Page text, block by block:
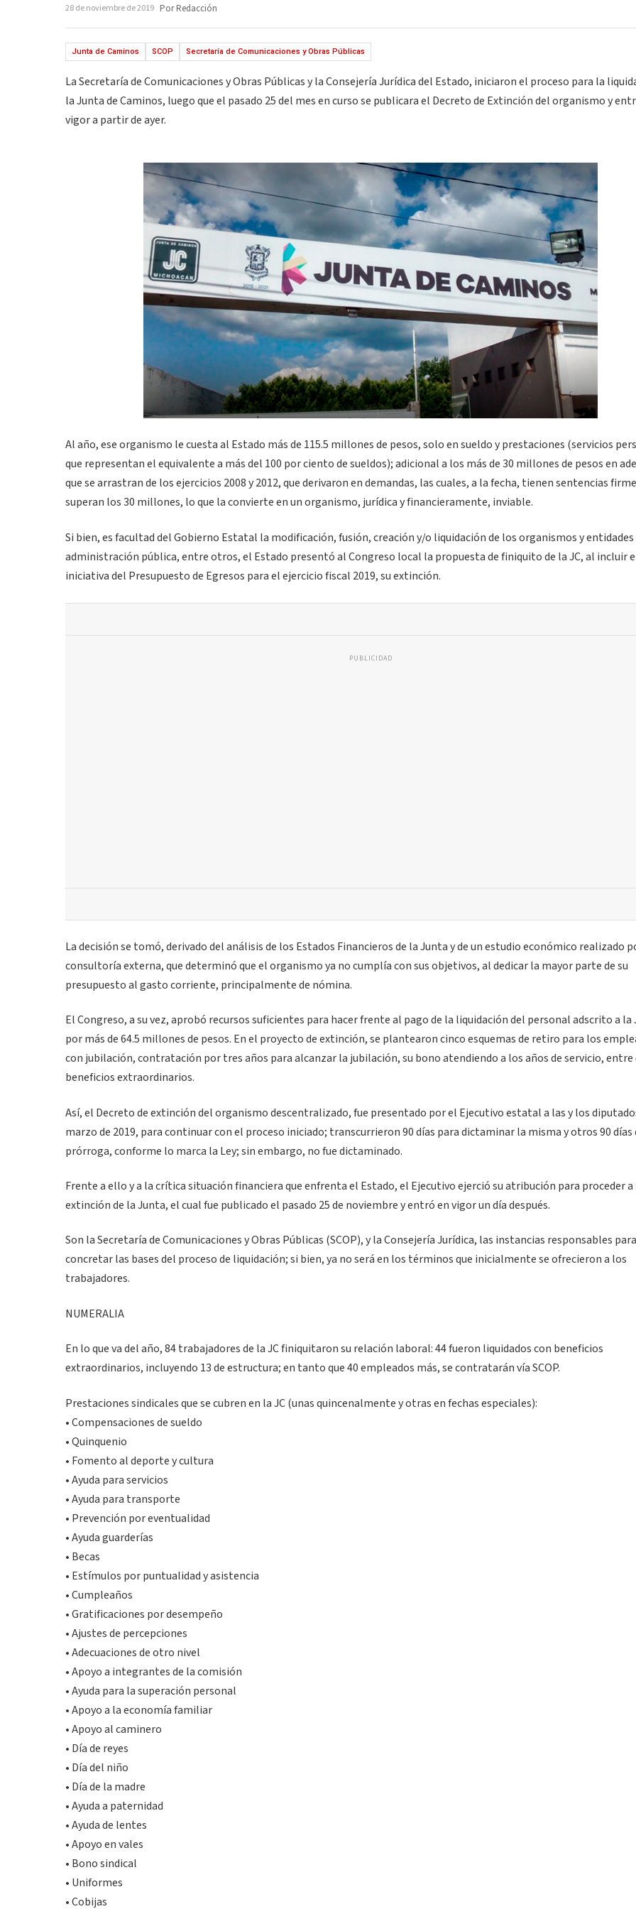
28 de noviembre de 2019 Por Redacción
Junta de Caminos SCOP Secretaría de Comunicaciones y Obras Públicas
La Secretaría de Comunicaciones y Obras Públicas y la Consejería Jurídica del Estado, iniciaron el proceso para la
la Junta de Caminos, luego que el pasado 25 del mes en curso se publicara el Decreto de Extinción del organismo y
vigor a partir de ayer.
Al año, ese organismo le cuesta al Estado más de 115.5 millones de pesos, solo en sueldo y prestaciones (servicios
que representan el equivalente a más del 100 por ciento de sueldos); adicional a los más de 30 millones de pesos en
que se arrastran de los ejercicios 2008 y 2012, que derivaron en demandas, las cuales, a la fecha, tienen sentencias
superan los 30 millones, lo que la convierte en un organismo, jurídica y financieramente, inviable.
Si bien, es facultad del Gobierno Estatal la modificación, fusión, creación y/o liquidación de los organismos y entidades
administración pública, entre otros, el Estado presentó al Congreso local la propuesta de finiquito de la JC, al incluir
iniciativa del Presupuesto de Egresos para el ejercicio fiscal 2019, su extinción.
PUBLICIDAD
La decisión se tomó, derivado del análisis de los Estados Financieros de la Junta y de un estudio económico realizado
consultoría externa, que determinó que el organismo ya no cumplía con sus objetivos, al dedicar la mayor parte de su
presupuesto al gasto corriente, principalmente de nómina.
El Congreso, a su vez, aprobó recursos suficientes para hacer frente al pago de la liquidación del personal adscrito a la
por más de 64.5 millones de pesos. En el proyecto de extinción, se plantearon cinco esquemas de retiro para los
con jubilación, contratación por tres años para alcanzar la jubilación, su bono atendiendo a los años de servicio,
beneficios extraordinarios.
Así, el Decreto de extinción del organismo descentralizado, fue presentado por el Ejecutivo estatal a las y los
marzo de 2019, para continuar con el proceso iniciado; transcurrieron 90 días para dictaminar la misma y otros 90 días
prórroga, conforme lo marca la Ley; sin embargo, no fue dictaminado.
Frente a ello y a la crítica situación financiera que enfrenta el Estado, el Ejecutivo ejerció su atribución para proceder a
extinción de la Junta, el cual fue publicado el pasado 25 de noviembre y entró en vigor un día después.
Son la Secretaría de Comunicaciones y Obras Públicas (SCOP), y la Consejería Jurídica, las instancias responsables para
concretar las bases del proceso de liquidación; si bien, ya no será en los términos que inicialmente se ofrecieron a los
trabajadores.
NUMERALIA
En lo que va del año, 84 trabajadores de la JC finiquitaron su relación laboral: 44 fueron liquidados con beneficios
extraordinarios, incluyendo 13 de estructura; en tanto que 40 empleados más, se contratarán vía SCOP.
Prestaciones sindicales que se cubren en la JC (unas quincenalmente y otras en fechas especiales):
• Compensaciones de sueldo
• Quinquenio
• Fomento al deporte y cultura
• Ayuda para servicios
• Ayuda para transporte
• Prevención por eventualidad
• Ayuda guarderías
• Becas
• Estímulos por puntualidad y asistencia
• Cumpleaños
• Gratificaciones por desempeño
• Ajustes de percepciones
• Adecuaciones de otro nivel
• Apoyo a integrantes de la comisión
• Ayuda para la superación personal
• Apoyo a la economía familiar
• Apoyo al caminero
• Día de reyes
• Día del niño
• Día de la madre
• Ayuda a paternidad
• Ayuda de lentes
• Apoyo en vales
• Bono sindical
• Uniformes
• Cobijas